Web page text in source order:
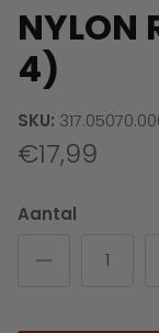
NYLON
4)
SKU:
€17,99
Aantal